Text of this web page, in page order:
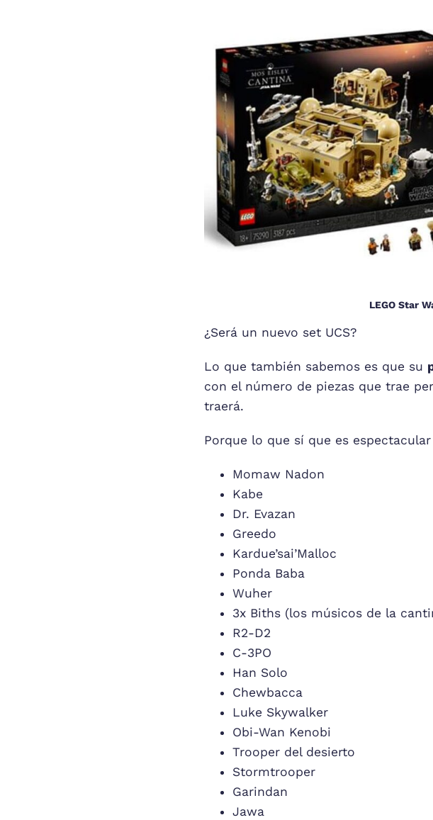
LEGO Star
¿Será un nuevo set UCS?
Lo que también sabemos es que su
con el número de piezas que trae
traerá.
Porque lo que sí que es
Momaw Nadon
Kabe
Dr. Evazan
Greedo
Kardue’sai’Malloc
Ponda Baba
Wuher
3x Biths (los músicos de la
R2-D2
C-3PO
Han Solo
Chewbacca
Luke Skywalker
Obi-Wan Kenobi
Trooper del desierto
Stormtrooper
Garindan
Jawa